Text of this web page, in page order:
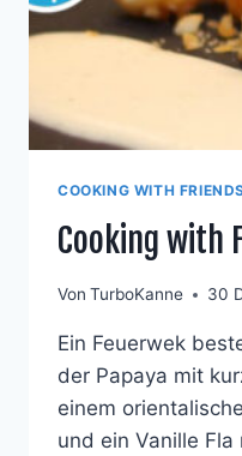
COOKING WITH
Cooking with
Von TurboKanne 30
Ein Feuerwek
der Papaya mit
einem
und ein Vanille